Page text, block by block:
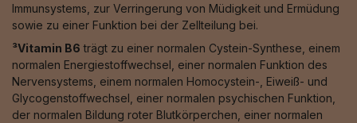
Immunsystems, zur Verringerung von Müdigkeit und Ermüdung
sowie zu einer Funktion bei der Zellteilung bei.
³Vitamin B6 trägt zu einer normalen Cystein-Synthese, einem
normalen Energiestoffwechsel, einer normalen Funktion des
Nervensystems, einem normalen Homocystein-, Eiweiß- und
Glycogenstoffwechsel, einer normalen psychischen Funktion,
der normalen Bildung roter Blutkörperchen, einer normalen